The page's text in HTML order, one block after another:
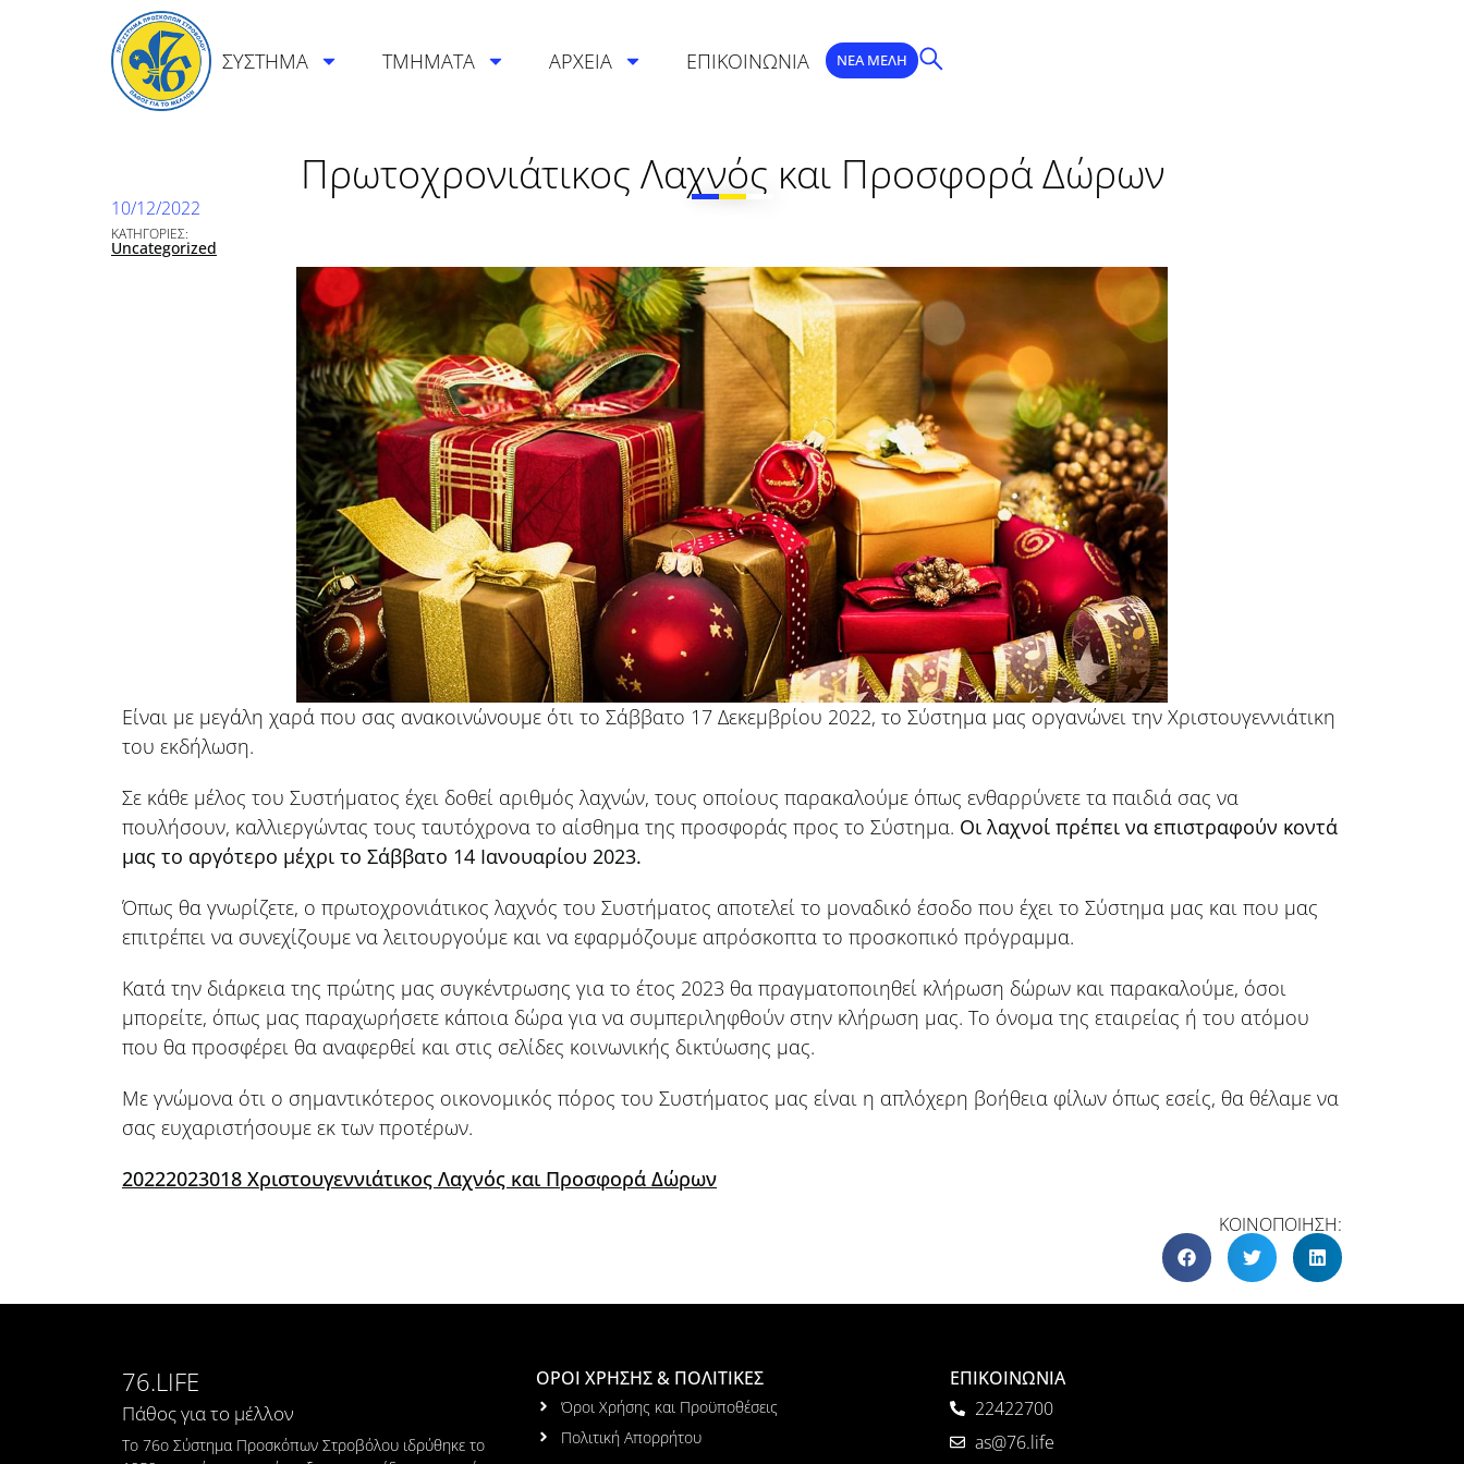
ΣΥΣΤΗΜΑ ΤΜΗΜΑΤΑ ΑΡΧΕΙΑ ΕΠΙΚΟΙΝΩΝΙΑ ΝΕΑ ΜΕΛΗ
Πρωτοχρονιάτικος Λαχνός και Προσφορά Δώρων
10/12/2022
ΚΑΤΗΓΟΡΙΕΣ:
Uncategorized
Είναι με μεγάλη χαρά που σας ανακοινώνουμε ότι το Σάββατο 17 Δεκεμβρίου 2022, το Σύστημα μας οργανώνει την Χριστουγεννιάτικη
του εκδήλωση.
Σε κάθε μέλος του Συστήματος έχει δοθεί αριθμός λαχνών, τους οποίους παρακαλούμε όπως ενθαρρύνετε τα παιδιά σας να
πουλήσουν, καλλιεργώντας τους ταυτόχρονα το αίσθημα της προσφοράς προς το Σύστημα. Οι λαχνοί πρέπει να επιστραφούν κοντά
μας το αργότερο μέχρι το Σάββατο 14 Ιανουαρίου 2023.
Όπως θα γνωρίζετε, ο πρωτοχρονιάτικος λαχνός του Συστήματος αποτελεί το μοναδικό έσοδο που έχει το Σύστημα μας και που μας
επιτρέπει να συνεχίζουμε να λειτουργούμε και να εφαρμόζουμε απρόσκοπτα το προσκοπικό πρόγραμμα.
Κατά την διάρκεια της πρώτης μας συγκέντρωσης για το έτος 2023 θα πραγματοποιηθεί κλήρωση δώρων και παρακαλούμε, όσοι
μπορείτε, όπως μας παραχωρήσετε κάποια δώρα για να συμπεριληφθούν στην κλήρωση μας. Το όνομα της εταιρείας ή του ατόμου
που θα προσφέρει θα αναφερθεί και στις σελίδες κοινωνικής δικτύωσης μας.
Με γνώμονα ότι ο σημαντικότερος οικονομικός πόρος του Συστήματος μας είναι η απλόχερη βοήθεια φίλων όπως εσείς, θα θέλαμε να
σας ευχαριστήσουμε εκ των προτέρων.
20222023018 Χριστουγεννιάτικος Λαχνός και Προσφορά Δώρων
ΚΟΙΝΟΠΟΙΗΣΗ:
76.LIFE
Πάθος για το μέλλον
Το 76ο Σύστημα Προσκόπων Στροβόλου ιδρύθηκε το
ΟΡΟΙ ΧΡΗΣΗΣ & ΠΟΛΙΤΙΚΕΣ
Όροι Χρήσης και Προϋποθέσεις
Πολιτική Απορρήτου
ΕΠΙΚΟΙΝΩΝΙΑ
22422700
as@76.life